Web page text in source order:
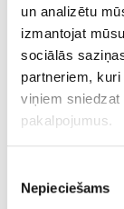
un analizētu
izmantojat
sociālās
partneriem,
viņiem
pakalpojumus.
izvēle
Nepieciešams